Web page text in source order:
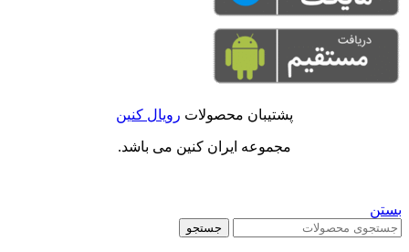
پشتیبان محصولات رویال کنین
مجموعه ایران کنین می باشد.
بستن
جستجو